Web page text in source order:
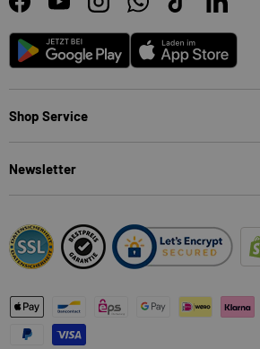
FacebookYouTubeInstagramWhatsAppTikTokLinkedIn
Android App Store
Shop Service
Newsletter
Zahlungsmethoden